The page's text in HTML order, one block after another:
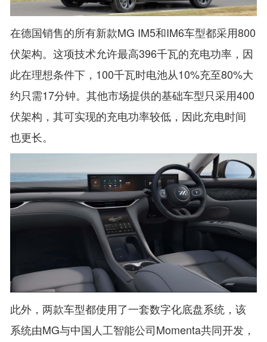
在德国销售的所有新款MG IM5和IM6车型都采用800
伏架构。这项技术允许最高396千瓦的充电功率，因
此在理想条件下，100千瓦时电池从10%充至80%大
约只需17分钟。其他市场提供的基础车型只采用400
伏架构，其可实现的充电功率较低，因此充电时间
也更长。
此外，两款车型都使用了一套数字化底盘系统，该
系统由MG与中国人工智能公司Momenta共同开发，